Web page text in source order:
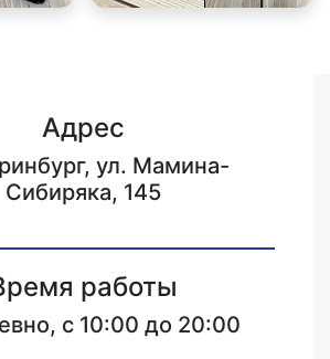
Адрес
ул. Мамина-
Сибиряка, 145
работы
с 10:00 до 20:00